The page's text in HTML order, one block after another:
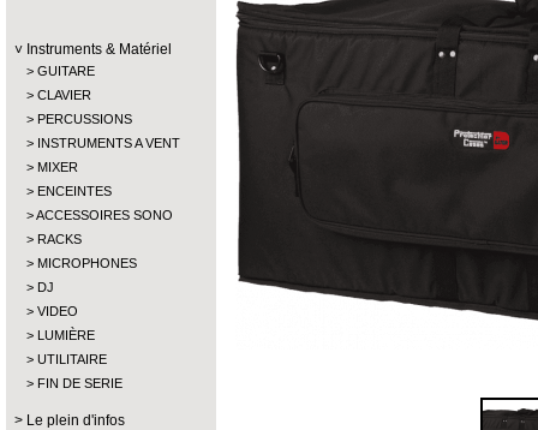
Instruments & Matériel
GUITARE
CLAVIER
PERCUSSIONS
INSTRUMENTS A VENT
MIXER
ENCEINTES
ACCESSOIRES SONO
RACKS
MICROPHONES
DJ
VIDEO
LUMIÈRE
UTILITAIRE
FIN DE SERIE
Le plein d'infos